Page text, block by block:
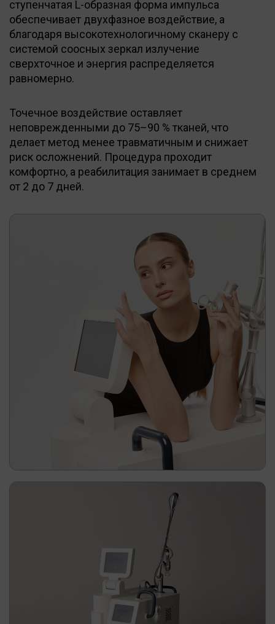
ступенчатая L-образная форма импульса
обеспечивает двухфазное воздействие, а
благодаря высокотехнологичному сканеру с
системой соосных зеркал излучение
сверхточное и энергия распределяется
равномерно.
Точечное воздействие оставляет
неповрежденными до 75–90 % тканей, что
делает метод менее травматичным и снижает
риск осложнений. Процедура проходит
комфортно, а реабилитация занимает в среднем
от 2 до 7 дней.